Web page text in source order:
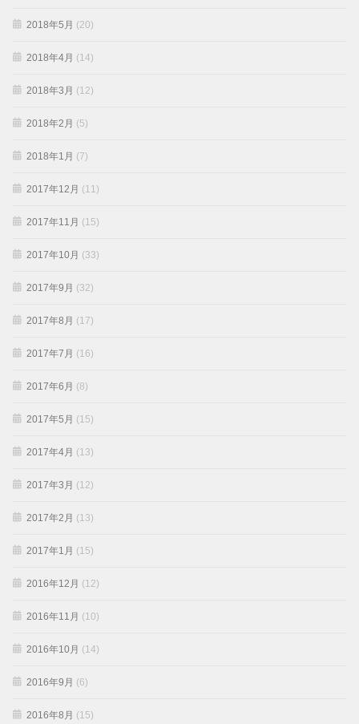
2018年5月 (20)
2018年4月 (14)
2018年3月 (12)
2018年2月 (5)
2018年1月 (7)
2017年12月 (11)
2017年11月 (15)
2017年10月 (33)
2017年9月 (32)
2017年8月 (17)
2017年7月 (16)
2017年6月 (8)
2017年5月 (15)
2017年4月 (13)
2017年3月 (12)
2017年2月 (13)
2017年1月 (15)
2016年12月 (12)
2016年11月 (10)
2016年10月 (14)
2016年9月 (6)
2016年8月 (15)